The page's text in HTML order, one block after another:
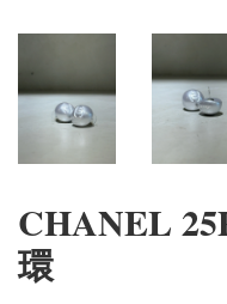
CHANEL
環